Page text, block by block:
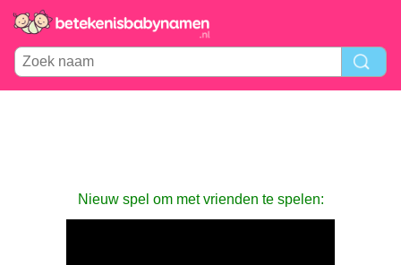
Nieuw spel om met vrienden te spelen: